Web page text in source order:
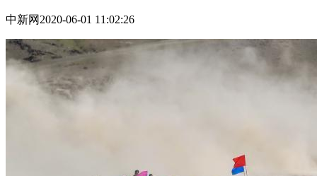
中新网 2020-06-01 11:02:26